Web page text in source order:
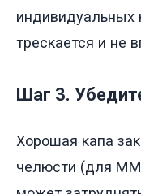
индивидуальных
трескается и не
Шаг 3.
Хорошая капа
челюсти (для